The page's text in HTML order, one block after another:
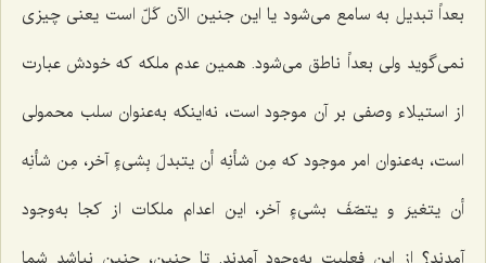
بعداً تبدیل به سامع می‌شود یا این جنین الآن کَلّ است یعنی چیزی
نمی‌گوید ولی بعداً ناطق می‌شود. همین عدم ملکه که خودش عبارت
از استیلاء وصفی بر آن موجود است، نه‌اینکه به‌عنوان سلب محمولی
است، به‌عنوان امر موجود که مِن شأنِه أن یتبدلَ بِشیءٍ آخر، مِن شأنِه
أن یتغیرَ و یتصّفَ بشیءٍ آخر، این اعدام ملکات از کجا به‌وجود